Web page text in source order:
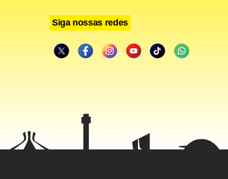
Siga nossas redes